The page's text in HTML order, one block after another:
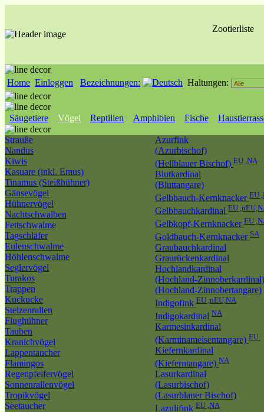
Zootierliste
Home Einloggen Bezeichnungen: Haltungen:
Säugetiere Vögel Reptilien Amphibien Fische
Strauße
Nandus
Kiwis
Kasuare (inkl. Emus)
Tinamus (Steißhühner)
Gänsevögel
Hühnervögel
Nachtschwalben
Fettschwalme
Tagschläfer
Eulenschwalme
Höhlenschwalme
Seglervögel
Turakos
Trappen
Kuckucke
Stelzenrallen
Flughühner
Tauben
Kranichvögel
Lappentaucher
Flamingos
Regenpfeifervögel
Sonnenrallenvögel
Tropikvögel
Seetaucher
Azurfink
(Azurbischof)
(Hellblauer Bischof) EU ,NA
Blutkardinal
(Bluttangare)
Gelbbauch-Kernknacker EU
Gelbbauchkardinal EU
Gelbkopf-Kernknacker EU
Goldbauch-Kernknacker SA
Graubauchkardinal
Graurückenkardinal
Hochlandkardinal
(Hochland-Zinnoberkardinal)
(Hochland-Zinnobertangare)
Indigofink EU ,nEU,NA
Indigokardinal NA
Karmesinkardinal
(Karminameisentangare) EU
Kiefernkardinal
(Kieferntangare) NA
Lasurkardinal
(Lasurbischof)
(Lasurblauer Bischof)
Lazulifink EU ,NA